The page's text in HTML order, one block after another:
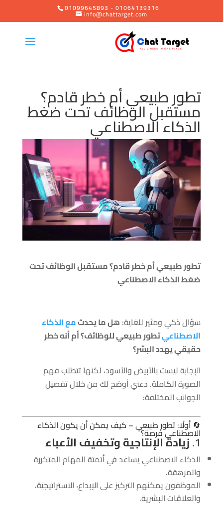
01099645893 - 01064139316
info@chattarget.com
تطور طبيعي أم خطر قادم؟
مستقبل الوظائف تحت ضغط
الذكاء الاصطناعي
تطور طبيعي أم خطر قادم؟ مستقبل الوظائف تحت
ضغط الذكاء الاصطناعي
سؤال ذكي ومثير للغاية: هل ما يحدثمع الذكاء
الاصطناعيتطور طبيعي للوظائف؟ أم أنه خطر
حقيقي يهدد البشر؟
الإجابة ليست بالأبيض والأسود، لكنها تتطلب فهم
الصورة الكاملة. دعني أوضح لك من خلال تفصيل
الجوانب المختلفة:
🔄 أولًا: تطور طبيعي – كيف يمكن أن يكون الذكاء
الاصطناعي فرصة؟
1. زيادة الإنتاجية وتخفيف الأعباء
الذكاء الاصطناعي يساعد في أتمتة المهام المتكررة
والمرهقة.
الموظفون يمكنهم التركيز على الإبداع، الاستراتيجية،
والعلاقات البشرية.